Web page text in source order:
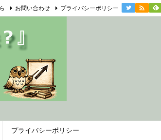
プライバシーポリシー
お問い合わせ プライバシーポリシー 